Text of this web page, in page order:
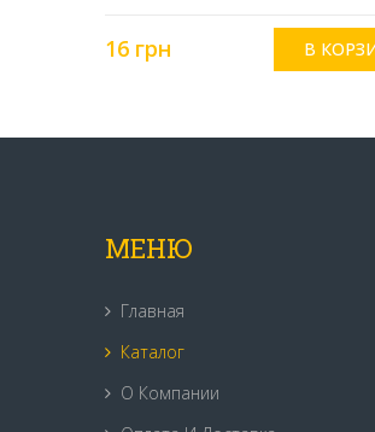
16 грн
МЕНЮ
Главная
Каталог
О Компании